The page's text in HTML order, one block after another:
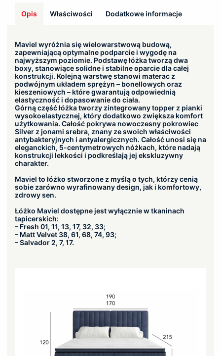
Opis Właściwości Dodatkowe informacje
Maviel wyróżnia się wielowarstwową budową,
zapewniającą optymalne podparcie i wygodę na
najwyższym poziomie. Podstawę łóżka tworzą dwa
boxy, stanowiące solidne i stabilne oparcie dla całej
konstrukcji. Kolejną warstwę stanowi materac z
podwójnym układem sprężyn – bonellowych oraz
kieszeniowych – które gwarantują odpowiednią
elastyczność i dopasowanie do ciała.
Górną część łóżka tworzy zintegrowany topper z pianki
wysokoelastycznej, który dodatkowo zwiększa komfort
użytkowania. Całość pokrywa nowoczesny pokrowiec
Silver z jonami srebra, znany ze swoich właściwości
antybakteryjnych i antyalergicznych. Całość unosi się na
eleganckich, 5-centymetrowych nóżkach, które nadają
konstrukcji lekkości i podkreślają jej ekskluzywny
charakter.
Maviel to łóżko stworzone z myślą o tych, którzy cenią
sobie zarówno wyrafinowany design, jak i komfortowy,
zdrowy sen.
Łóżko Maviel dostępne jest wyłącznie w tkaninach
tapicerskich:
– Fresh 01, 11, 13, 17, 32, 33;
– Matt Velvet 38, 61, 68, 74, 93;
– Salvador 2, 7, 17.